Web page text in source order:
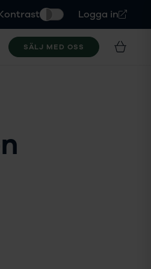
Logga in
SÄLJ MED OSS